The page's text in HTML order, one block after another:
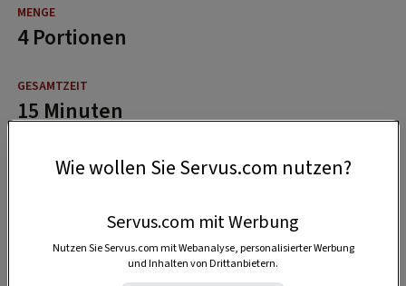
4 Portionen
15 Minuten
Wie wollen Sie Servus.com nutzen?
Servus.com mit Werbung
Nutzen Sie Servus.com mit Webanalyse, personalisierter Werbung
und Inhalten von Drittanbietern.